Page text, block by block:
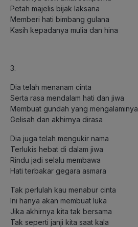
Petah majelis bijak laksana
Memberi hati bimbang gulana
Kasih kepadanya mulia dan hina
3.
Dia telah menanam cinta
Serta rasa mendalam hati dan jiwa
Membuat gundah yang mengalaminya
Gelisah dan akhirnya dirasa
Dia juga telah mengukir nama
Terlukis hebat di dalam jiwa
Rindu jadi selalu membawa
Hati terbakar gegara asmara
Tak perlulah kau menabur cinta
Ini hanya akan membuat luka
Jika akhirnya kita tak bersama
Tak seperti janji kita saat kala